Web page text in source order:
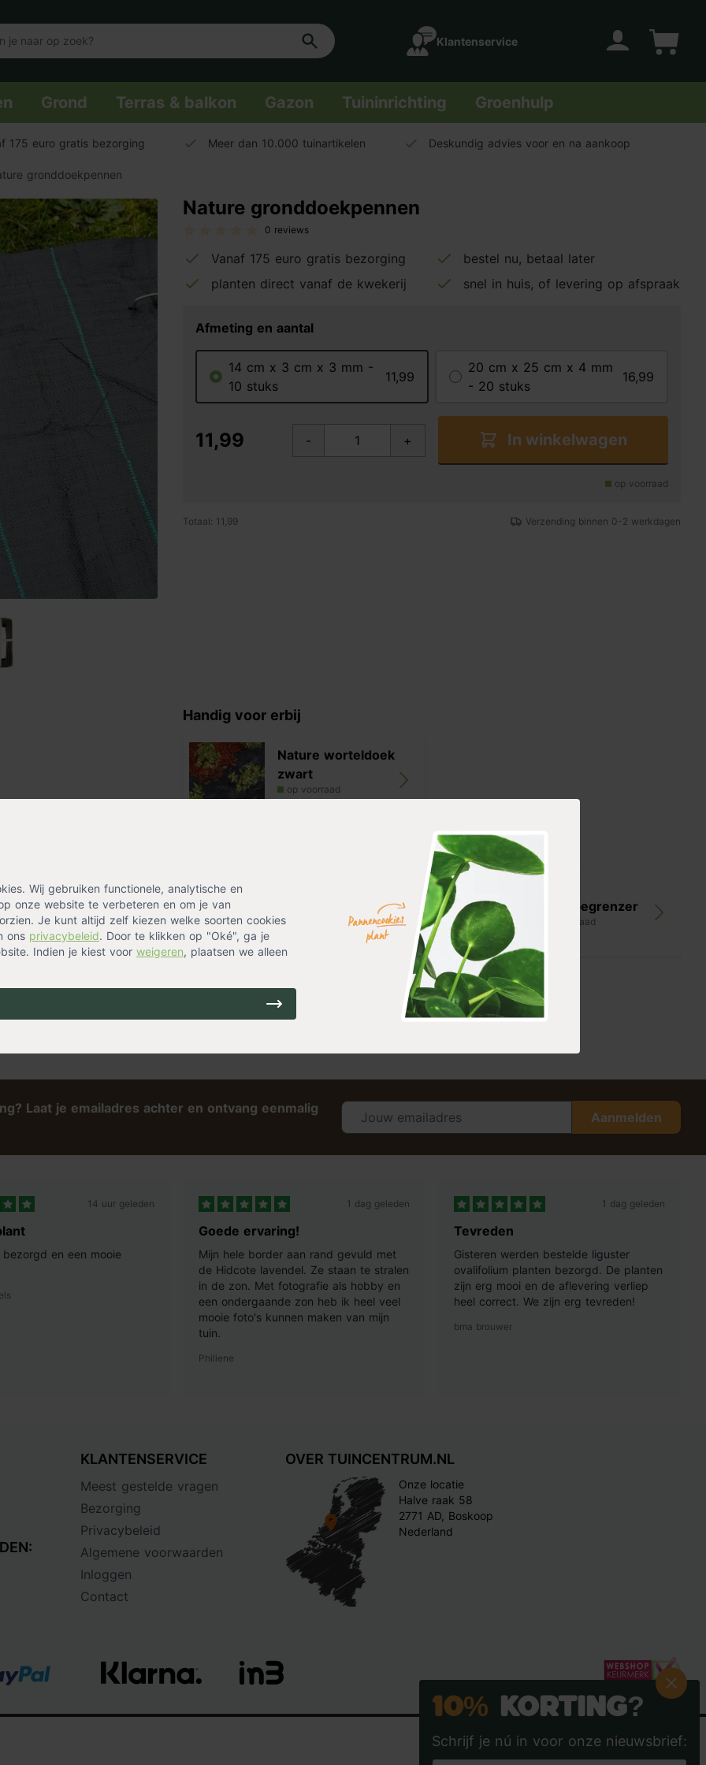
Klantenservice
Grond Terras & balkon Gazon Tuininrichting Groenhulp
Wij gebruiken functionele, analytische en
onze website te verbeteren en om je van
Je kunt altijd zelf kiezen welke soorten cookies
ons privacybeleid. Door te klikken op "Oké", ga je
Indien je kiest voor weigeren, plaatsen we alleen
175 euro gratis bezorging Meer dan 10.000 tuinartikelen Deskundig advies voor en na aankoop
gronddoekpennen
Nature gronddoekpennen
0 reviews
Vanaf 175 euro gratis bezorging
bestel nu, betaal later
planten direct vanaf de kwekerij
snel in huis, of levering op afspraak
Afmeting en aantal
14 cm x 3 cm x 3 mm -
10 stuks
11,99
20 cm x 25 cm x 4 mm
- 20 stuks
16,99
11,99 - + In winkelwagen
op voorraad
Totaal: 11,99 Verzending binnen 0-2 werkdagen
manier bijvoorbeeld een
zijn gemaakt van duurzaam
de grootte van het doek
zijn gegalvaniseerd. Dit
te voorkomen.
doek heen duwt.
Handig voor erbij
Nature worteldoek
zwart
op voorraad
wortelbegrenzer
op voorraad
Laat je emailadres achter en ontvang eenmalig
Aanmelden
14 uur geleden
bezorgd en een mooie
1 dag geleden
Goede ervaring!
Mijn hele border aan rand gevuld met
de Hidcote lavendel. Ze staan te stralen
in de zon. Met fotografie als hobby en
een ondergaande zon heb ik heel veel
mooie foto's kunnen maken van mijn
tuin.
Philiene
1 dag geleden
Tevreden
Gisteren werden bestelde liguster
ovalifolium planten bezorgd. De planten
zijn erg mooi en de aflevering verliep
heel correct. We zijn erg tevreden!
bma brouwer
KLANTENSERVICE
Meest gestelde vragen
Bezorging
Privacybeleid
Algemene voorwaarden
Inloggen
Contact
OVER TUINCENTRUM.NL
Onze locatie
Halve raak 58
2771 AD, Boskoop
Nederland
10% Korting?
Schrijf je nú in voor onze nieuwsbrief: